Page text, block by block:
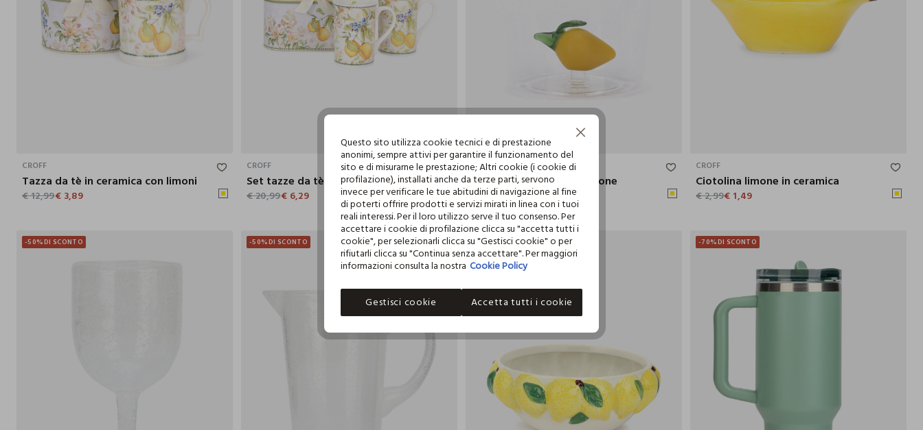
CROFF
Tazza da tè in ceramica con limoni
€ 12,99€ 3,89
320 ML
CROFF
Set tazze da tè in ceramica con limoni
€ 20,99€ 6,29
CROFF
Bicchiere in vetro con limone
€ 8,99€ 2,69
CROFF
Ciotolina limone in ceramica
€ 2,99€ 1,49
-50%DI SCONTO -50%DI SCONTO -50%DI SCONTO -70%DI SCONTO
Questo sito utilizza cookie tecnici e di prestazione
anonimi, sempre attivi per garantire il funzionamento del
sito e di misurarne le prestazione; Altri cookie (i cookie di
profilazione), installati anche da terze parti, servono
invece per verificare le tue abitudini di navigazione al fine
di poterti offrire prodotti e servizi mirati in linea con i tuoi
reali interessi. Per il loro utilizzo serve il tuo consenso. Per
accettare i cookie di profilazione clicca su "accetta tutti i
cookie", per selezionarli clicca su "Gestisci cookie" o per
rifiutarli clicca su "Continua senza accettare". Per maggiori
informazioni consulta la nostra Cookie Policy
Gestisci cookie Accetta tutti i cookie
Continua senza accettare